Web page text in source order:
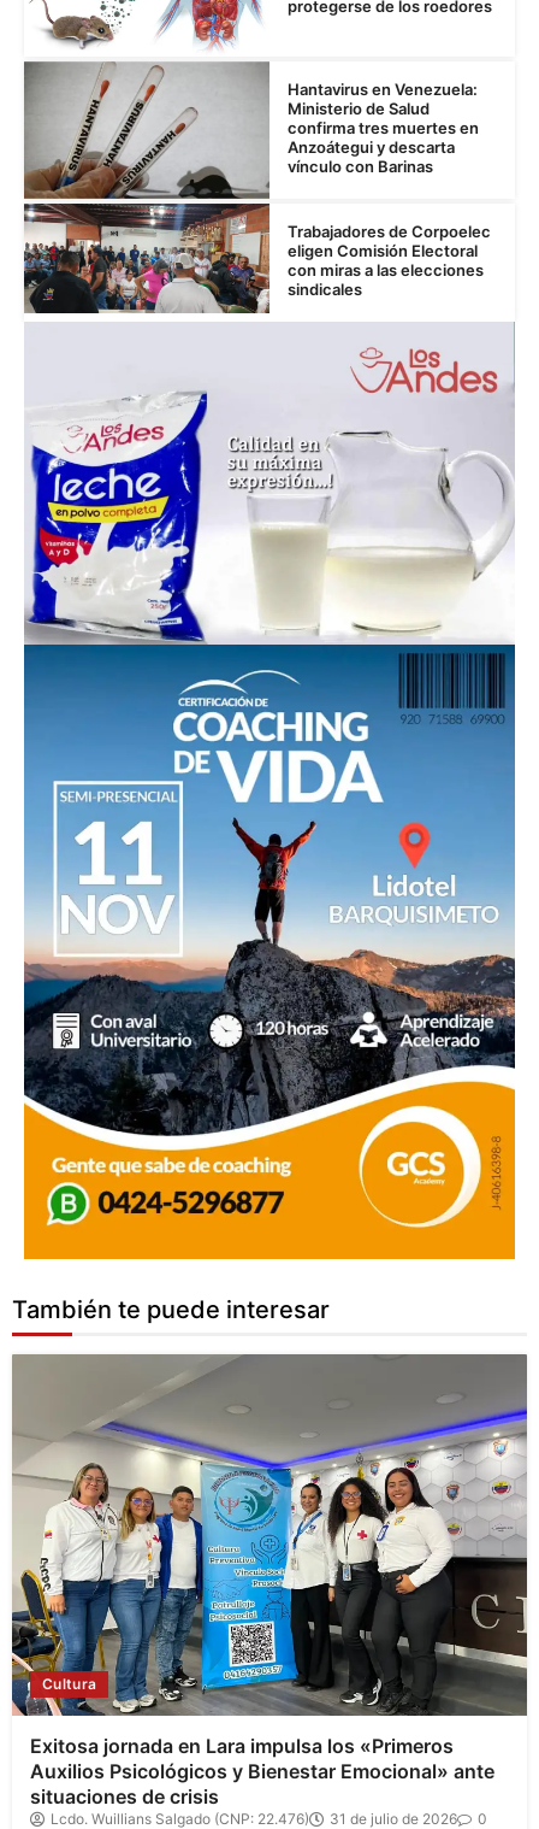
protegerse de los roedores
Hantavirus en Venezuela:
Ministerio de Salud
confirma tres muertes en
Anzoátegui y descarta
vínculo con Barinas
Trabajadores de Corpoelec
eligen Comisión Electoral
con miras a las elecciones
sindicales
También te puede interesar
Cultura
Exitosa jornada en Lara impulsa los «Primeros
Auxilios Psicológicos y Bienestar Emocional» ante
situaciones de crisis
Lcdo. Wuillians Salgado (CNP: 22.476) 31 de julio de 2026 0